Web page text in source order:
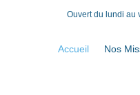
Ouvert du lundi au
Accueil Nos